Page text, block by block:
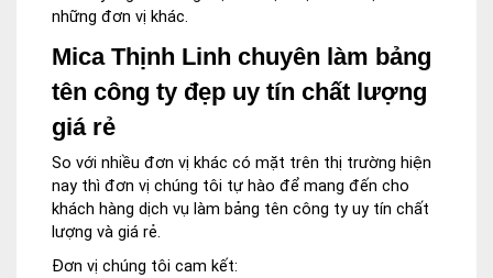
những đơn vị khác.
Mica Thịnh Linh chuyên làm bảng
tên công ty đẹp uy tín chất lượng
giá rẻ
So với nhiều đơn vị khác có mặt trên thị trường hiện
nay thì đơn vị chúng tôi tự hào để mang đến cho
khách hàng dịch vụ làm bảng tên công ty uy tín chất
lượng và giá rẻ.
Đơn vị chúng tôi cam kết: